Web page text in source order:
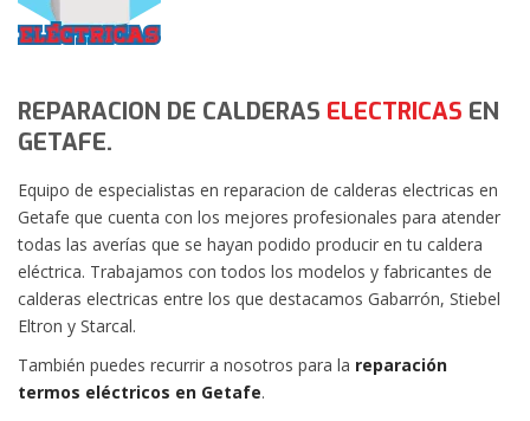
REPARACION DE CALDERAS ELECTRICAS EN
GETAFE.
Equipo de especialistas en reparacion de calderas electricas en
Getafe que cuenta con los mejores profesionales para atender
todas las averías que se hayan podido producir en tu caldera
eléctrica. Trabajamos con todos los modelos y fabricantes de
calderas electricas entre los que destacamos Gabarrón, Stiebel
Eltron y Starcal.
También puedes recurrir a nosotros para la reparación
termos eléctricos en Getafe.